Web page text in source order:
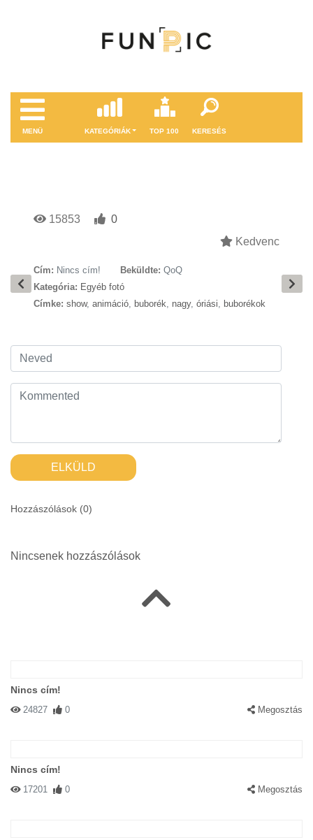
MENÜ KATEGÓRIÁK TOP 100 KERESÉS
15853
0
Kedvenc
Cím: Nincs cím! Beküldte: QoQ
Kategória: Egyéb fotó
Címke: show, animáció, buborék, nagy, óriási, buborékok
ELKÜLD
Hozzászólások (0)
Nincsenek hozzászólások
Nincs cím!
24827 0 Megosztás
Nincs cím!
17201 0 Megosztás